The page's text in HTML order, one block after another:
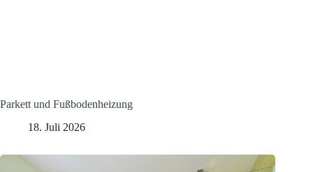
Parkett und Fußbodenheizung
18. Juli 2026